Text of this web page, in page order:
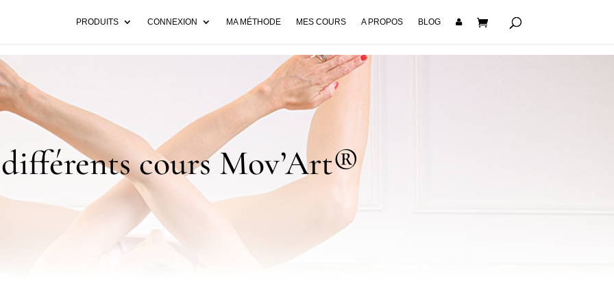
PRODUITS CONNEXION MA MÉTHODE MES COURS A PROPOS BLOG
cours Mov’Art®